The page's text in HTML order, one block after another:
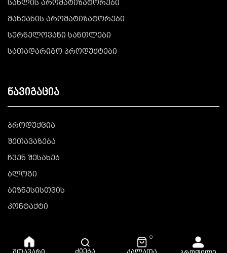
ძიება
0
სახლის არომატიზატორები
მანქანის არომატიზატორები
სურნელოვანი სანთლები
სათადარიგო პროდუქტები
ნავიგაცია
პროდუქცია
შეთავაზება
ჩვენ შესახებ
ბლოგი
ბიზნესისთვის
კონტაქტი